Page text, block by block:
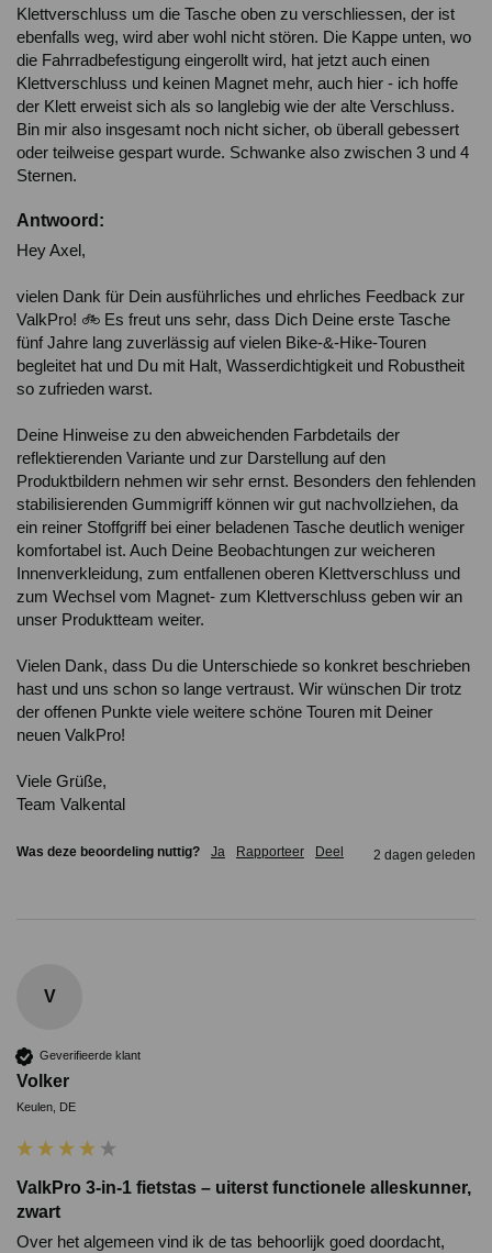
Klettverschluss um die Tasche oben zu verschliessen, der ist
ebenfalls weg, wird aber wohl nicht stören. Die Kappe unten, wo
die Fahrradbefestigung eingerollt wird, hat jetzt auch einen
Klettverschluss und keinen Magnet mehr, auch hier - ich hoffe
der Klett erweist sich als so langlebig wie der alte Verschluss.
Bin mir also insgesamt noch nicht sicher, ob überall gebessert
oder teilweise gespart wurde. Schwanke also zwischen 3 und 4
Sternen.
Antwoord:
Hey Axel,
vielen Dank für Dein ausführliches und ehrliches Feedback zur
ValkPro! 🚲 Es freut uns sehr, dass Dich Deine erste Tasche
fünf Jahre lang zuverlässig auf vielen Bike-&-Hike-Touren
begleitet hat und Du mit Halt, Wasserdichtigkeit und Robustheit
so zufrieden warst.
Deine Hinweise zu den abweichenden Farbdetails der
reflektierenden Variante und zur Darstellung auf den
Produktbildern nehmen wir sehr ernst. Besonders den fehlenden
stabilisierenden Gummigriff können wir gut nachvollziehen, da
ein reiner Stoffgriff bei einer beladenen Tasche deutlich weniger
komfortabel ist. Auch Deine Beobachtungen zur weicheren
Innenverkleidung, zum entfallenen oberen Klettverschluss und
zum Wechsel vom Magnet- zum Klettverschluss geben wir an
unser Produktteam weiter.
Vielen Dank, dass Du die Unterschiede so konkret beschrieben
hast und uns schon so lange vertraust. Wir wünschen Dir trotz
der offenen Punkte viele weitere schöne Touren mit Deiner
neuen ValkPro!
Viele Grüße,
Team Valkental
Was deze beoordeling nuttig? Ja Rapporteer Deel 2 dagen geleden
V
Geverifieerde klant
Volker
Keulen, DE
ValkPro 3-in-1 fietstas – uiterst functionele alleskunner,
zwart
Over het algemeen vind ik de tas behoorlijk goed doordacht,